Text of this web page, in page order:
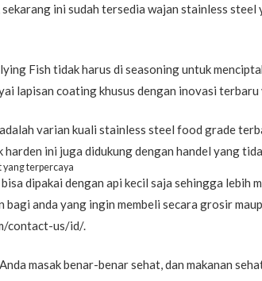
ini sudah tersedia wajan stainless
Fish tidak harus di seasoning untuk
lapisan coating khusus dengan inovasi
varian kuali stainless steel food grade
ini juga didukung dengan handel yang
yang terpercaya
dipakai dengan api kecil saja sehingga
bagi anda yang ingin membeli secara grosir
contact-us/id/.
masak benar-benar sehat, dan makanan